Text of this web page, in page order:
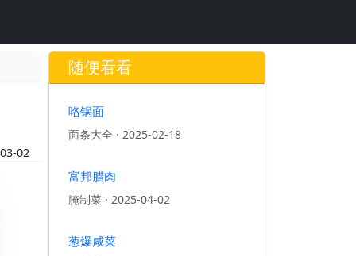
02
随便看看
咯锅面
面条大全 · 2025-02-18
富邦腊肉
腌制菜 · 2025-04-02
葱爆咸菜